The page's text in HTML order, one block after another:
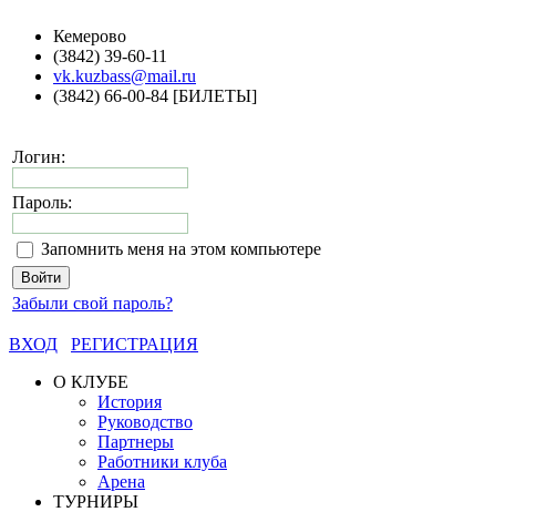
Кемерово
(3842) 39-60-11
vk.kuzbass@mail.ru
(3842) 66-00-84 [БИЛЕТЫ]
Логин:
Пароль:
Запомнить меня на этом компьютере
Забыли свой пароль?
ВХОД
РЕГИСТРАЦИЯ
О КЛУБЕ
История
Руководство
Партнеры
Работники клуба
Арена
ТУРНИРЫ